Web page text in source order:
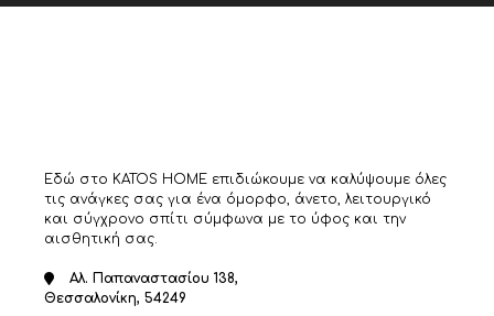
Εδώ στο KATOS HOME επιδιώκουμε να καλύψουμε όλες
τις ανάγκες σας για ένα όμορφο, άνετο, λειτουργικό
και σύγχρονο σπίτι σύμφωνα με το ύφος και την
αισθητική σας.
Αλ. Παπαναστασίου 138,
Θεσσαλονίκη, 54249